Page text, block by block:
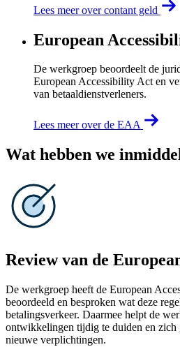
Lees meer over contant geld
European
De werkgroep beoordeelt de
European Accessibility Act en
van betaaldienstverleners.
Lees meer over de EAA
Wat hebben we
Review van de
De werkgroep heeft de European
beoordeeld en besproken wat deze
betalingsverkeer. Daarmee helpt de
ontwikkelingen tijdig te duiden en zich
nieuwe verplichtingen.